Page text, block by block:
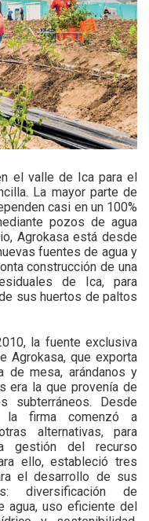
el valle de Ica para el
La mayor parte de
casi en un 100%
pozos de agua
Agrokasa está desde
fuentes de agua y
construcción de una
de Ica, para
sus huertos de paltos
la fuente exclusiva
Agrokasa, que exporta
de mesa, arándanos y
era la que provenía de
subterráneos. Desde
la firma comenzó a
alternativas, para
gestión del recurso
ello, estableció tres
el desarrollo de sus
diversificación de
agua, uso eficiente del